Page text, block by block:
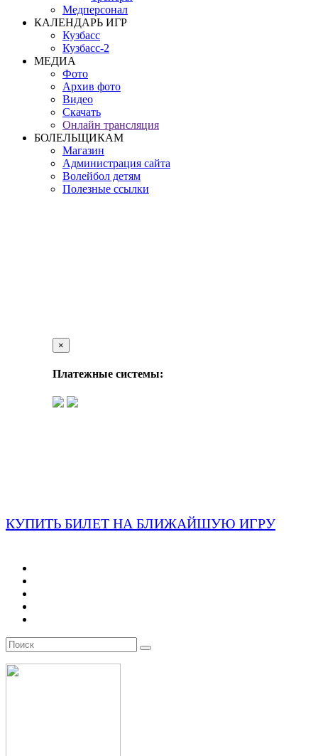
Медперсонал
КАЛЕНДАРЬ ИГР
Кузбасс
Кузбасс-2
МЕДИА
Фото
Архив фото
Видео
Скачать
Онлайн трансляция
БОЛЕЛЬЩИКАМ
Магазин
Администрация сайта
Волейбол детям
Полезные ссылки
×
Платежные системы:
КУПИТЬ БИЛЕТ НА БЛИЖАЙШУЮ ИГРУ